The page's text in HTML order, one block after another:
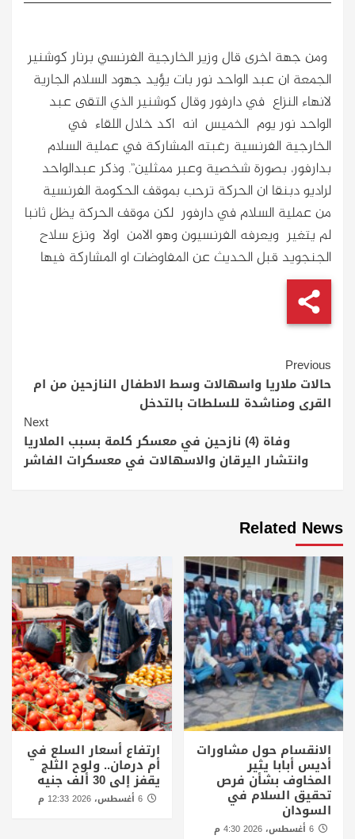
ومن جهة اخرى قال وزير الخارجية الفرنسي برنار كوشنير
الجمعة ان عبد الواحد نور بات يؤيد جهود السلام الجارية
لانهاء النزاع في دارفور وقال كوشنير الذي التقى عبد
الواحد نور يوم الخميس انه اكد خلال اللقاء في
الخارجية الفرنسية رغبته المشاركة في عملية السلام
بدارفور، بصورة شخصية وعبر ممثلين”. وذكر عبدالواحد
لراديو دبنقا ان الحركة ترحب بموقف الحكومة الفرنسية
من عملية السلام في دارفور لكن موقف الحركة يظل ثانبا
لم يتغير ويعرفه الفرنسيون وهو الامن اولا ونزع سلاح
الجنجويد قبل الحديث عن المفاوضات او المشاركة فيها
Continue
Reading
Previous
حالات ملاريا واسهالات وسط الاطفال النازحين من ام
القرى ومناشدة للسلطات بالتدخل
Next
وفاة (4) نازحين في معسكر كلمة بسبب الملاريا
وانتشار اليرقان والاسهالات في معسكرات الفاشر
Related News
الانقسام حول مشاورات
أديس أبابا يثير
المخاوف بشأن فرص
تحقيق السلام في
السودان
ارتفاع أسعار السلع في
أم درمان.. ولوح الثلج
يقفز إلى 30 ألف جنيه
6 أغسطس، 2026 12:33 م